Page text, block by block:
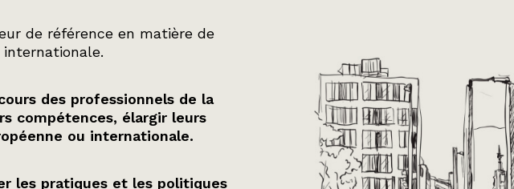
de référence en matière de
des professionnels de la
compétences, élargir leurs
ou internationale.
les pratiques et les politiques